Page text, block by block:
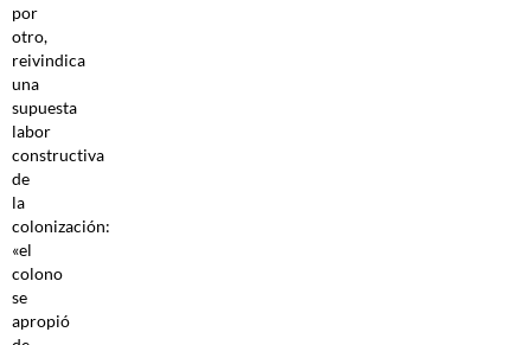
por
otro,
reivindica
una
supuesta
labor
constructiva
de
la
colonización:
«el
colono
se
apropió